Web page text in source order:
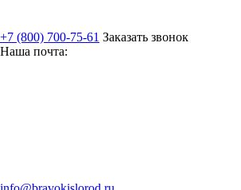
+7 (800) 700-75-61 Заказать звонок
Наша почта: